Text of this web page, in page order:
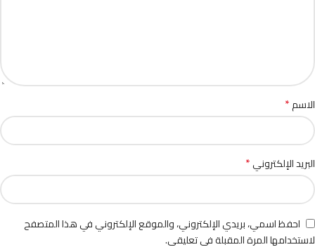
الاسم*
البريد الإلكتروني*
احفظ اسمي، بريدي الإلكتروني، والموقع الإلكتروني في هذا المتصفح
لاستخدامها المرة المقبلة في تعليقي.